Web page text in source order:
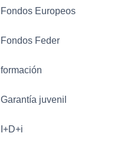
Fondos Europeos
Fondos Feder
formación
Garantía juvenil
I+D+i